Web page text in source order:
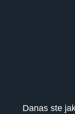
Danas ste